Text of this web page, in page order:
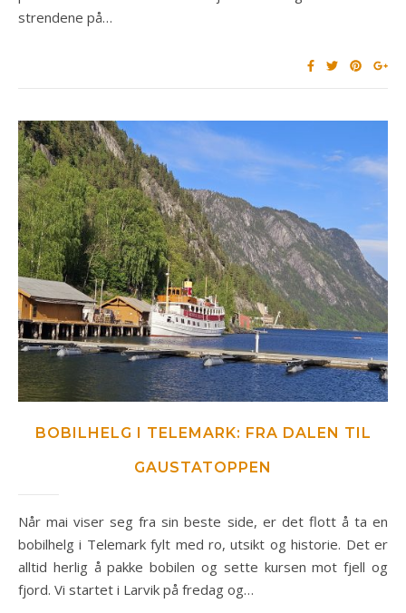
strendene på…
BOBILHELG I TELEMARK: FRA DALEN TIL
GAUSTATOPPEN
Når mai viser seg fra sin beste side, er det flott å ta en
bobilhelg i Telemark fylt med ro, utsikt og historie. Det er
alltid herlig å pakke bobilen og sette kursen mot fjell og
fjord. Vi startet i Larvik på fredag og…